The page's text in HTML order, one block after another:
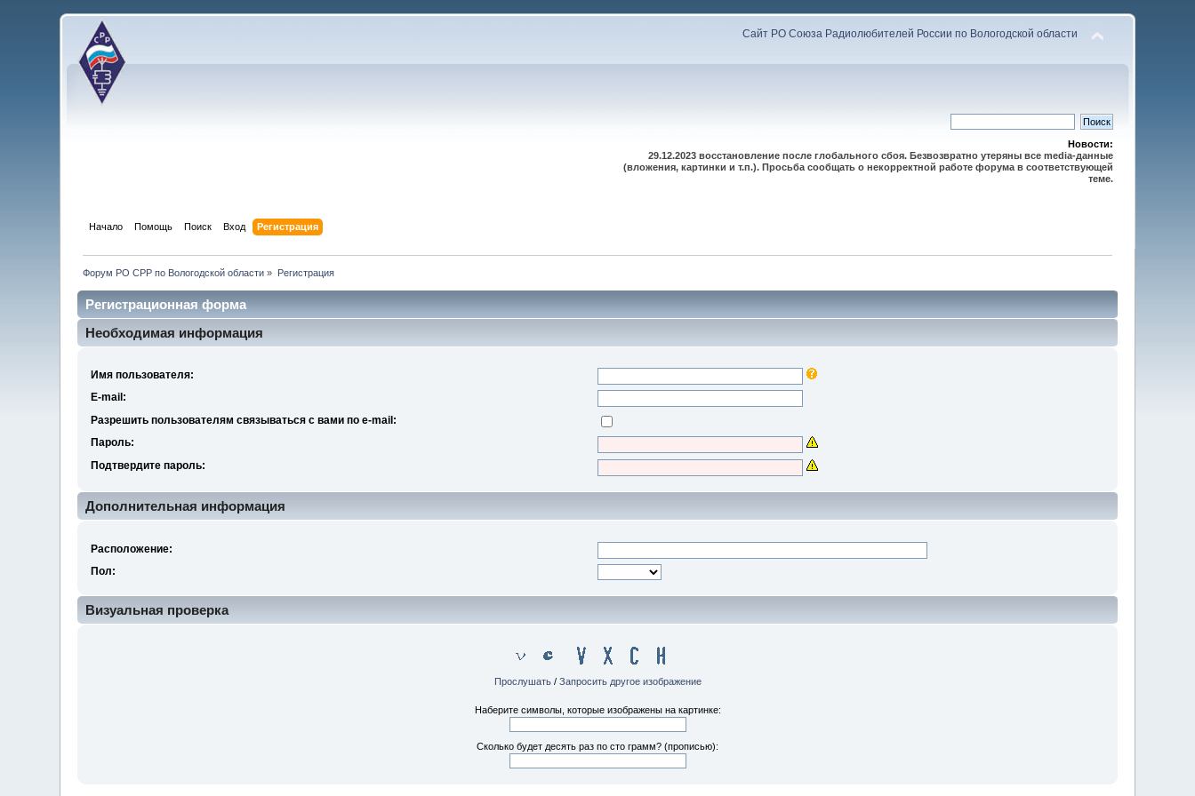
Сайт РО Союза Радиолюбителей России по Вологодской области
Новости:
29.12.2023 восстановление после глобального сбоя. Безвозвратно утеряны все media-данные
(вложения, картинки и т.п.). Просьба сообщать о некорректной работе форума в соответствующей
теме.
Начало Помощь Поиск Вход Регистрация
Форум РО СРР по Вологодской области » Регистрация
Регистрационная форма
Необходимая информация
Имя пользователя:
E-mail:
Разрешить пользователям связываться с вами по e-mail:
Пароль:
Подтвердите пароль:
Дополнительная информация
Расположение:
Пол:
Визуальная проверка
Прослушать/ Запросить другое изображение
Наберите символы, которые изображены на картинке:
Сколько будет десять раз по сто грамм? (прописью):